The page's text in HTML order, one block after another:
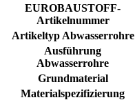
EUROBAUSTOFF-
Artikelnummer
Artikeltyp Abwasserrohre
Ausführung
Abwasserrohre
Grundmaterial
Materialspezifizierung